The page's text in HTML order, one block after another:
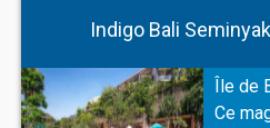
Indigo Bali
Île de
Ce